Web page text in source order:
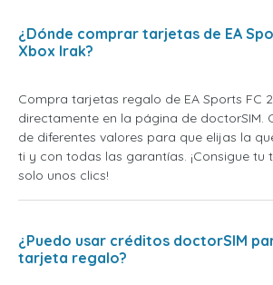
¿Dónde comprar tarjetas de EA
Xbox Irak?
Compra tarjetas regalo de EA Sports FC
directamente en la página de doctorSIM.
de diferentes valores para que elijas la
ti y con todas las garantías. ¡Consigue tu
solo unos clics!
¿Puedo usar créditos doctorSIM
tarjeta regalo?